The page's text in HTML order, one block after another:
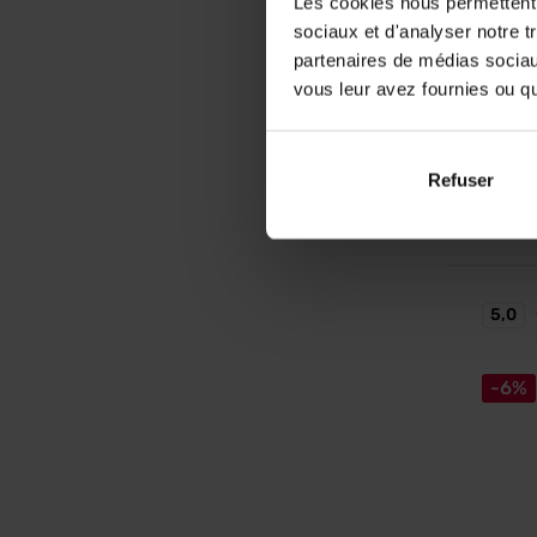
sociaux et d'analyser notre
partenaires de médias
vous leur avez fournies ou
Refuser27,90
-6%
5,0